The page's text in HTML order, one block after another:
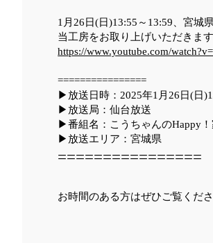
1月26日(日)13:55～13:59、宮城
当工房をお取り上げいただきます
https://www.youtube.com/
================
▶放送日時：2025年1月26日(日
▶放送局：仙台放送
▶番組名：こうちゃんのHappy
▶放送エリア：宮城県
================
お時間のある方はぜひご覧くださ